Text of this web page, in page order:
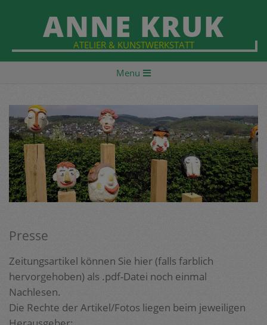
ANNE KRUK
ATELIER & KUNSTWERKSTATT
Menu
Presse
Zeitungsartikel können Sie hier (falls farblich
hervorgehoben) als .pdf-Datei noch einmal
Nachlesen.
Die Rechte der Artikel/Fotos liegen beim jeweiligen